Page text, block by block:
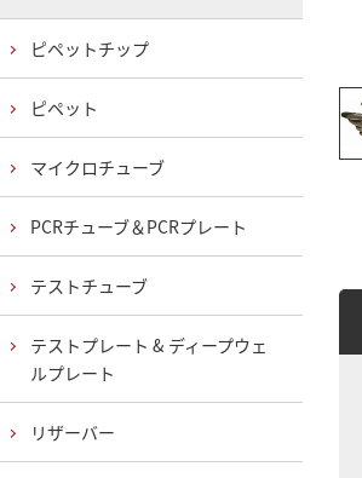
ピペットチップ
ピペット
マイクロチューブ
PCRチューブ＆PCRプレート
テストチューブ
テストプレート & ディープウェ
ルプレート
リザーバー